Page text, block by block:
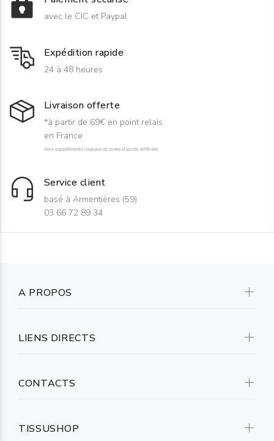
avec le CIC et Paypal
Expédition rapide
24 à 48 heures
Livraison offerte
*à partir de 69€ en point relais
en France
hors suppléments rouleaux et zones d'accès difficiles
Service client
basé à Armentières (59)
03 66 72 89 34
A PROPOS
LIENS DIRECTS
CONTACTS
TISSUSHOP